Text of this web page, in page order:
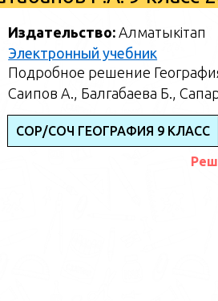
Издательство:Алматыкітап
Электронный учебник
Подробное решение
Саипов А., Балгабаева Б.,
СОР/СОЧ ГЕОГРАФИЯ 9 КЛАСС